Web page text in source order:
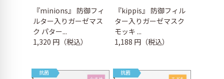
『minions』 防御フィ
ルター入りガーゼマス
ク パター...
1,320 円（税込）
『kippis』 防御フィル
ター入りガーゼマスク
モッキ ...
1,188 円（税込）
抗菌 抗菌